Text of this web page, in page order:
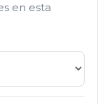
en esta